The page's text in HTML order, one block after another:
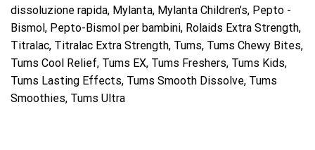
dissoluzione rapida, Mylanta, Mylanta Children’s, Pepto -
Bismol, Pepto-Bismol per bambini, Rolaids Extra Strength,
Titralac, Titralac Extra Strength, Tums, Tums Chewy Bites,
Tums Cool Relief, Tums EX, Tums Freshers, Tums Kids,
Tums Lasting Effects, Tums Smooth Dissolve, Tums
Smoothies, Tums Ultra